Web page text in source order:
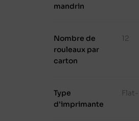
mandrin
Nombre de
rouleaux par
carton
12
Type
d'imprimante